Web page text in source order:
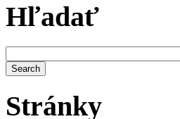
Hľadať
Stránky